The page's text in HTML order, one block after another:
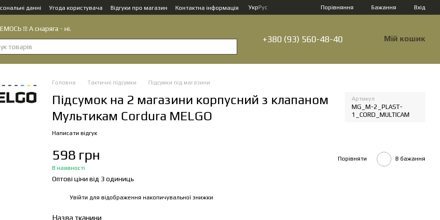
данні Угода користувача Відгуки про магазин Контактна інформація УкрРус Порівняння Бажання Вхід
!!! А снаряга - ні.
+380 (93) 560-48-40 Мій кошик
Головна Тактичні підсумки Підсумки під магазини
Підсумок на 2 магазини корпусний з клапаном
Мультикам Cordura MELGO
Артикул
MG_M-2_PLAST-
1_CORD_MULTICAM
Написати відгук
598 грн
В наявності
Порівняти В бажання
Оптові ціни від 3 одиниць
Увійти для відображення накопичувальної знижки
Назва тканини